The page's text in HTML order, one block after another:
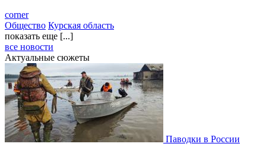
corner
Общество Курская область
показать еще [...]
все новости
Актуальные сюжеты
Паводки в России